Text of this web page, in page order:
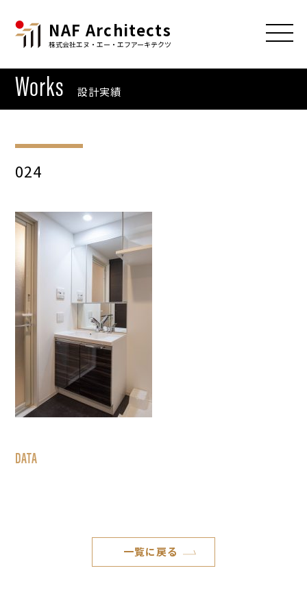
NAF Architects
株式会社エヌ・エー・エフアーキテクツ
Works 設計実績
024
DATA
一覧に戻る